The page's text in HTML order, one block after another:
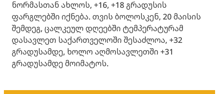
ნორმასთან ახლოს, +16, +18 გრადუსის
ფარგლებში იქნება. თვის ბოლოსკენ, 20 მაისის
შემდეგ, ცალკეულ დღეებში ტემპერატურამ
დასავლეთ საქართველოში შესაძლოა, +32
გრადუსამდე, ხოლო აღმოსავლეთში +31
გრადუსამდე მოიმატოს.